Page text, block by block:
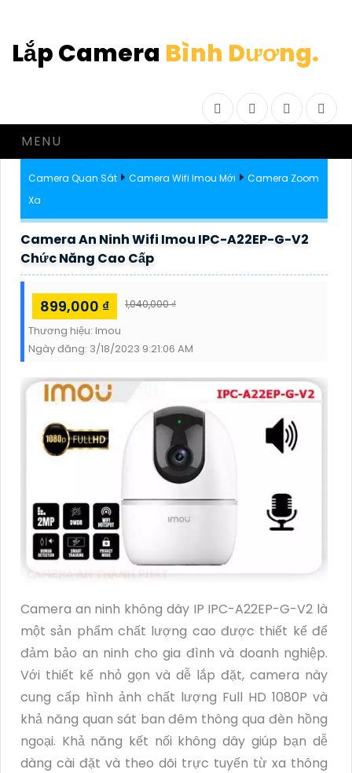
Lắp Camera Bình Dương.
FacebookTwitter Instagram
MENU
Camera Quan Sát Camera Wifi Imou Mới
Camera Zoom
Xa
Camera An Ninh Wifi Imou IPC-A22EP-G-V2
Chức Năng Cao Cấp
899,000 ₫ 1,040,000 ₫
Thương hiệu: Imou
Ngày đăng: 3/18/2023 9:21:06 AM
Camera an ninh không dây IP IPC-A22EP-G-V2 là
một sản phẩm chất lượng cao được thiết kế để
đảm bảo an ninh cho gia đình và doanh nghiệp.
Với thiết kế nhỏ gọn và dễ lắp đặt, camera này
cung cấp hình ảnh chất lượng Full HD 1080P và
khả năng quan sát ban đêm thông qua đèn hồng
ngoại. Khả năng kết nối không dây giúp bạn dễ
dàng cài đặt và theo dõi trực tuyến từ xa thông